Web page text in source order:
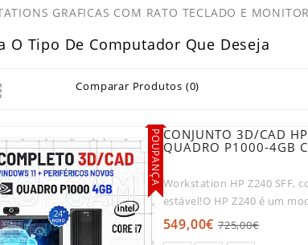
GRAFICAS COM RATO TECLADO E MONITOR
O Tipo De Computador Que Deseja
Comparar Produtos (0)
POUPANÇA CONJUNTO 3D/CAD
QUADRO P1000-4GB
Workstation HP Z240 SFF,
estável!O HP Z240 é um
casa. Com..
549,00€ 725,00€